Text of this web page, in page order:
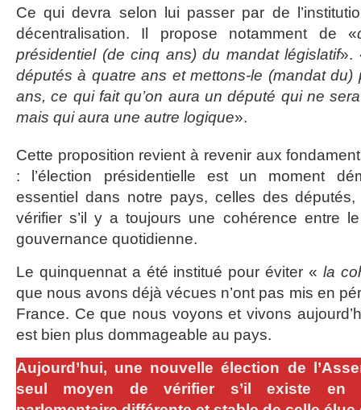
Ce qui devra selon lui passer par de
décentralisation. Il propose notamment de «
présidentiel (de cinq ans) du mandat législatif».
députés à quatre ans et mettons-le (mandat du)
ans, ce qui fait qu’on aura un député qui ne
mais qui aura une autre logique».
Cette proposition revient à revenir aux
: l’élection présidentielle est un moment
essentiel dans notre pays, celles des
vérifier s’il y a toujours une cohérence entre
gouvernance quotidienne.
Le quinquennat a été institué pour éviter « la
que nous avons déjà vécues n’ont pas mis en
France. Ce que nous voyons et vivons
est bien plus dommageable au pays.
Aujourd’hui, une nouvelle élection de
seul moyen de vérifier s’il existe en